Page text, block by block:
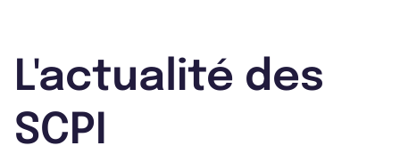
L'actualité des
SCPI